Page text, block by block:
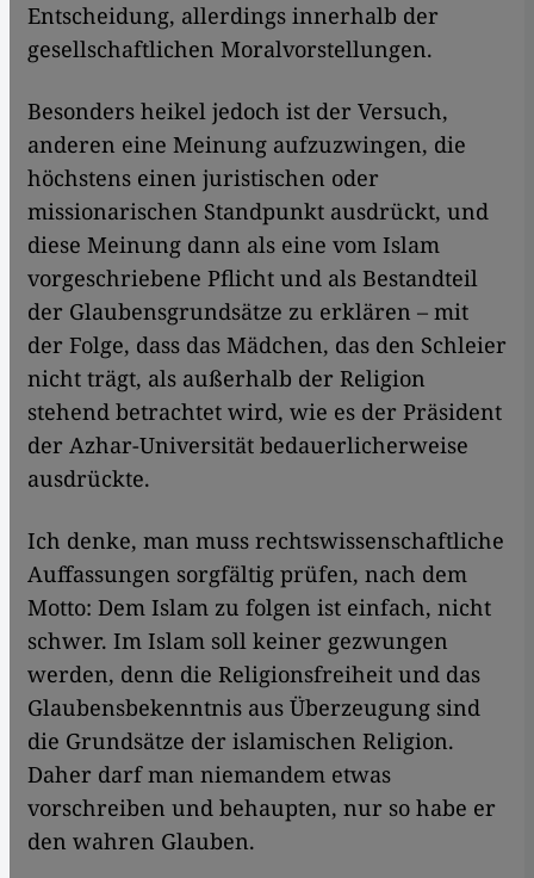
Entscheidung, allerdings innerhalb der
gesellschaftlichen Moralvorstellungen.
Besonders heikel jedoch ist der Versuch,
anderen eine Meinung aufzuzwingen, die
höchstens einen juristischen oder
missionarischen Standpunkt ausdrückt, und
diese Meinung dann als eine vom Islam
vorgeschriebene Pflicht und als Bestandteil
der Glaubensgrundsätze zu erklären – mit
der Folge, dass das Mädchen, das den Schleier
nicht trägt, als außerhalb der Religion
stehend betrachtet wird, wie es der Präsident
der Azhar-Universität bedauerlicherweise
ausdrückte.
Ich denke, man muss rechtswissenschaftliche
Auffassungen sorgfältig prüfen, nach dem
Motto: Dem Islam zu folgen ist einfach, nicht
schwer. Im Islam soll keiner gezwungen
werden, denn die Religionsfreiheit und das
Glaubensbekenntnis aus Überzeugung sind
die Grundsätze der islamischen Religion.
Daher darf man niemandem etwas
vorschreiben und behaupten, nur so habe er
den wahren Glauben.